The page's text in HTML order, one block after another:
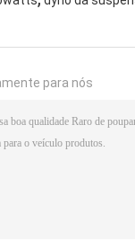
para nós